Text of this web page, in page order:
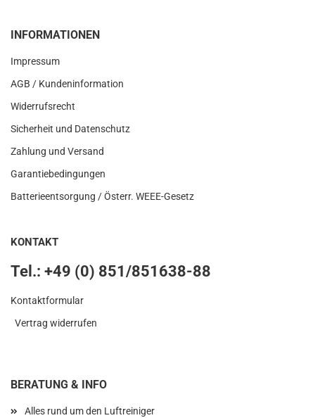
INFORMATIONEN
Impressum
AGB / Kundeninformation
Widerrufsrecht
Sicherheit und Datenschutz
Zahlung und Versand
Garantiebedingungen
Batterieentsorgung / Österr. WEEE-Gesetz
KONTAKT
Tel.: +49 (0) 851/851638-88
Kontaktformular​
Vertrag widerrufen
BERATUNG & INFO
Alles rund um den Luftreiniger